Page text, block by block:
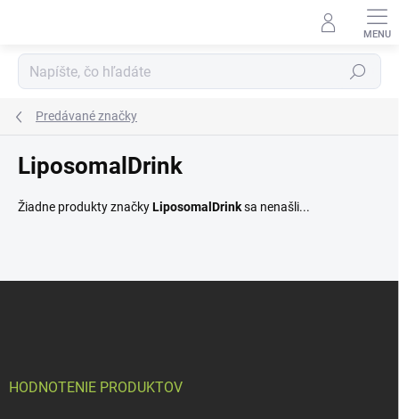
Hľadať
Predávané značky
LiposomalDrink
Žiadne produkty značkyLiposomalDrinksa nenašli...
HODNOTENIE PRODUKTOV